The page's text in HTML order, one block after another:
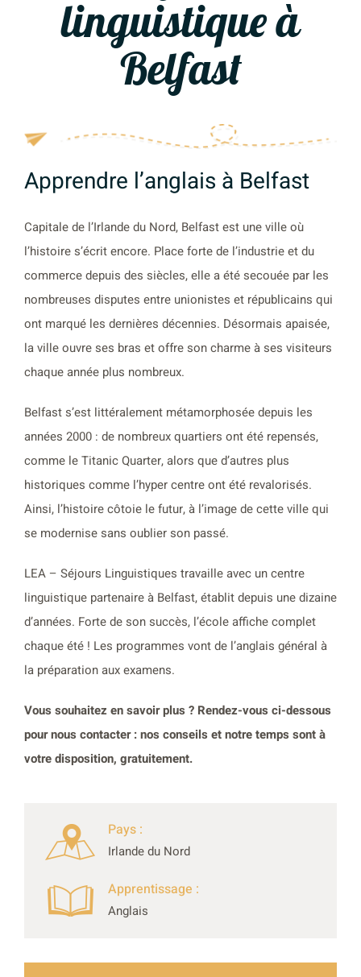
linguistique à
Belfast
Apprendre l’anglais à Belfast
Capitale de l’Irlande du Nord, Belfast est une ville où
l’histoire s’écrit encore. Place forte de l’industrie et du
commerce depuis des siècles, elle a été secouée par les
nombreuses disputes entre unionistes et républicains qui
ont marqué les dernières décennies. Désormais apaisée,
la ville ouvre ses bras et offre son charme à ses visiteurs
chaque année plus nombreux.
Belfast s’est littéralement métamorphosée depuis les
années 2000 : de nombreux quartiers ont été repensés,
comme le Titanic Quarter, alors que d’autres plus
historiques comme l’hyper centre ont été revalorisés.
Ainsi, l’histoire côtoie le futur, à l’image de cette ville qui
se modernise sans oublier son passé.
LEA – Séjours Linguistiques travaille avec un centre
linguistique partenaire à Belfast, établit depuis une dizaine
d’années. Forte de son succès, l’école affiche complet
chaque été ! Les programmes vont de l’anglais général à
la préparation aux examens.
Vous souhaitez en savoir plus ? Rendez-vous ci-dessous
pour nous contacter : nos conseils et notre temps sont à
votre disposition, gratuitement.
Pays :
Irlande du Nord
Apprentissage :
Anglais